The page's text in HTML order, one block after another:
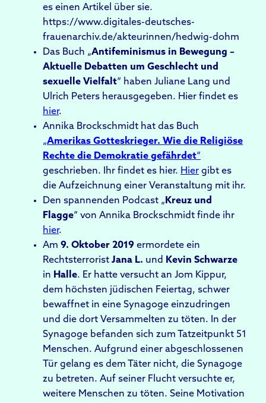
es einen Artikel über sie.
https://www.digitales-deutsches-
frauenarchiv.de/akteurinnen/hedwig-dohm
Das Buch „Antifeminismus in Bewegung –
Aktuelle Debatten um Geschlecht und
sexuelle Vielfalt“ haben Juliane Lang und
Ulrich Peters herausgegeben. Hier findet es
hier.
Annika Brockschmidt hat das Buch
„Amerikas Gotteskrieger. Wie die Religiöse
Rechte die Demokratie gefährdet“
geschrieben. Ihr findet es hier. Hier gibt es
die Aufzeichnung einer Veranstaltung mit ihr.
Den spannenden Podcast „ Kreuz und
Flagge“ von Annika Brockschmidt finde ihr
hier.
Am 9. Oktober 2019 ermordete ein
Rechtsterrorist Jana L. und
Kevin Schwarze
in Halle. Er hatte versucht an Jom Kippur,
dem höchsten jüdischen Feiertag, schwer
bewaffnet in eine Synagoge einzudringen
und die dort Versammelten zu töten. In der
Synagoge befanden sich zum Tatzeitpunkt 51
Menschen. Aufgrund einer abgeschlossenen
Tür gelang es dem Täter nicht, die Synagoge
zu betreten. Auf seiner Flucht versuchte er,
weitere Menschen zu töten. Seine Motivation